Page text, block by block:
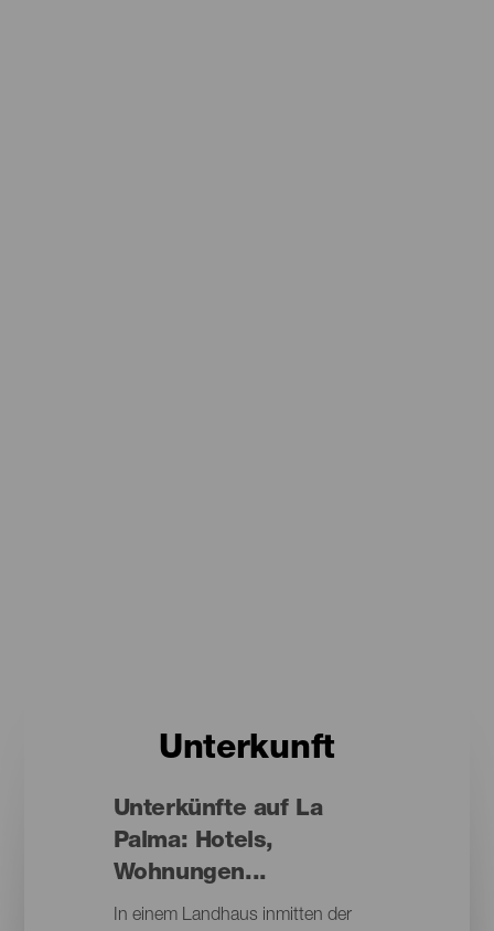
Unterkunft
Unterkünfte auf La
Palma: Hotels,
Wohnungen...
In einem Landhaus inmitten der